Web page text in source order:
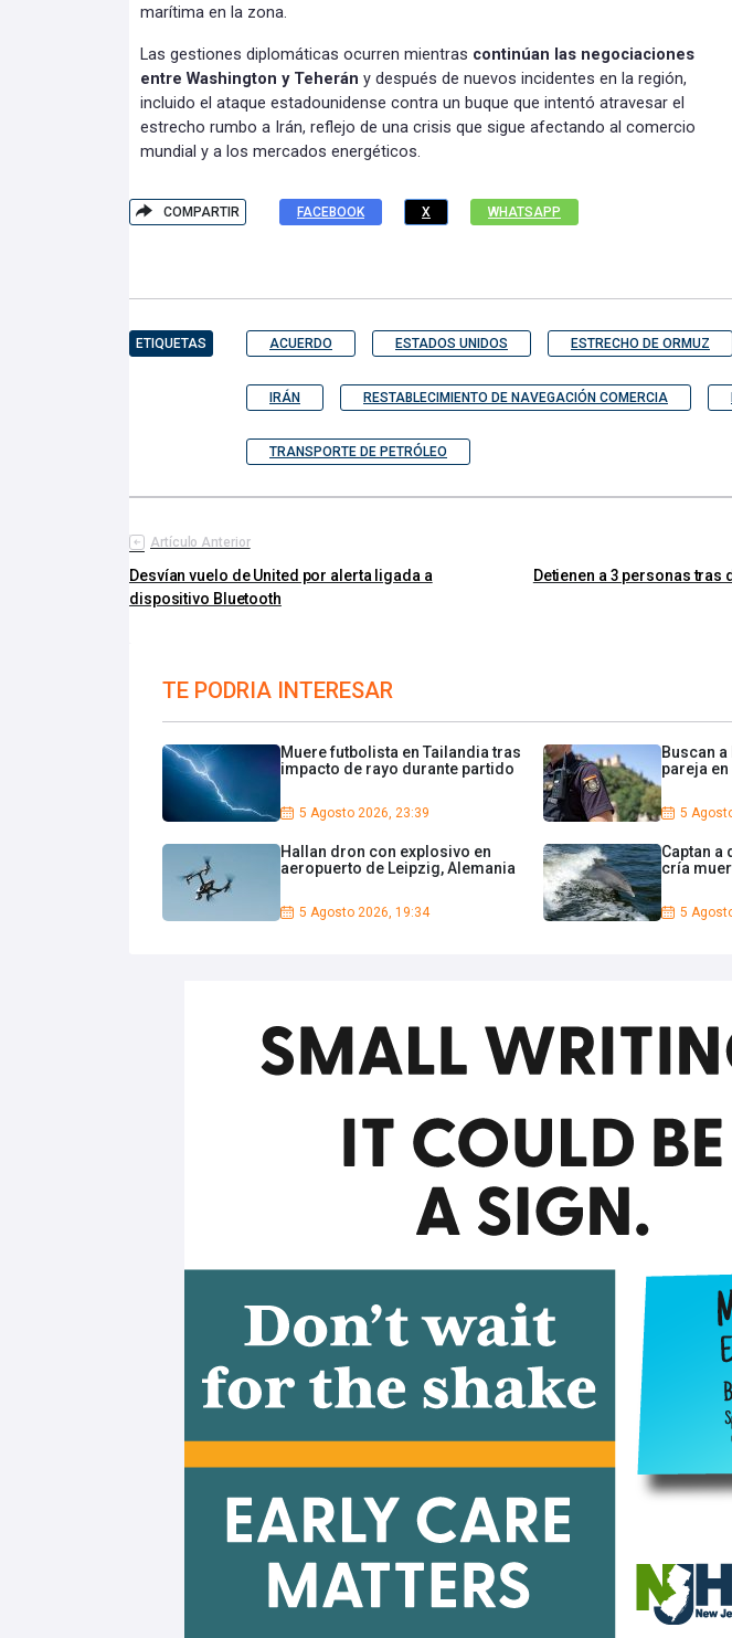
marítima en la zona.
Las gestiones diplomáticas ocurren mientras continúan las negociaciones
entre Washington y Teherán y después de nuevos incidentes en la región,
incluido el ataque estadounidense contra un buque que intentó atravesar el
estrecho rumbo a Irán, reflejo de una crisis que sigue afectando al comercio
mundial y a los mercados energéticos.
COMPARTIR FACEBOOK X WHATSAPP
ETIQUETAS ACUERDO ESTADOS UNIDOS ESTRECHO DE ORMUZ
IRÁN RESTABLECIMIENTO DE NAVEGACIÓN COMERCIA
TRANSPORTE DE PETRÓLEO
Artículo Anterior
Desvían vuelo de United por alerta ligada a
dispositivo Bluetooth
Detienen a 3 personas tras
TE PODRIA INTERESAR
Muere futbolista en Tailandia tras
impacto de rayo durante partido
5 Agosto 2026, 23:39
Buscan
pareja
5
Hallan dron con explosivo en
aeropuerto de Leipzig, Alemania
5 Agosto 2026, 19:34
Captan a
cría
5